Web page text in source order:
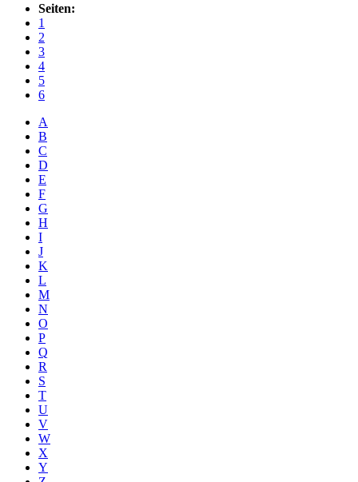
Seiten:
1
2
3
4
5
6
A
B
C
D
E
F
G
H
I
J
K
L
M
N
O
P
Q
R
S
T
U
V
W
X
Y